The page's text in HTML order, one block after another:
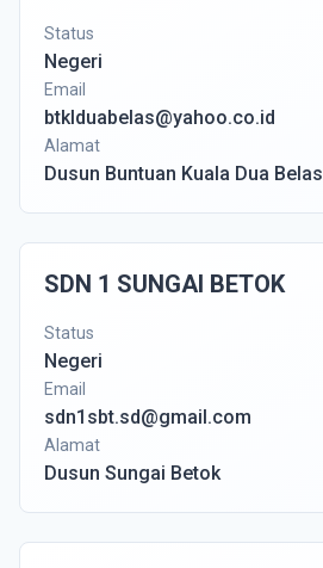
Status
Negeri
Email
btklduabelas@yahoo.co.id
Alamat
Dusun Buntuan Kuala Dua Belas
SDN 1 SUNGAI BETOK
Status
Negeri
Email
sdn1sbt.sd@gmail.com
Alamat
Dusun Sungai Betok